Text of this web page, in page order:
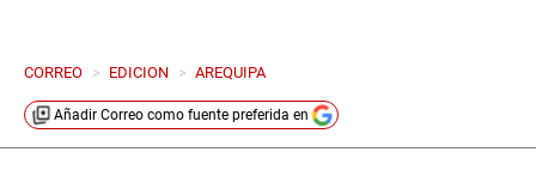
CORREO > EDICION > AREQUIPA
Añadir Correo como fuente preferida en